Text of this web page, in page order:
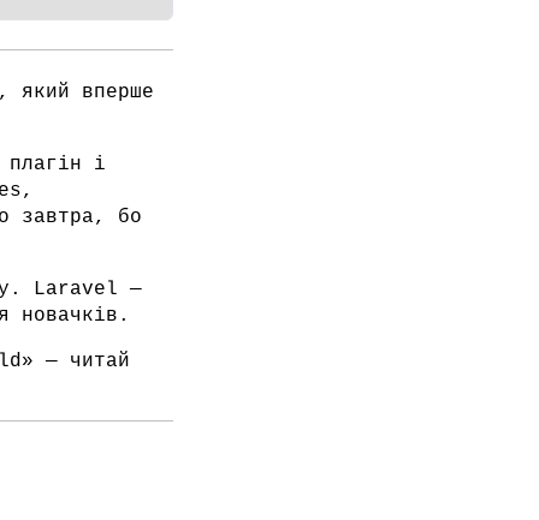
який вперше
і
завтра, бо
Laravel —
новачків.
— читай